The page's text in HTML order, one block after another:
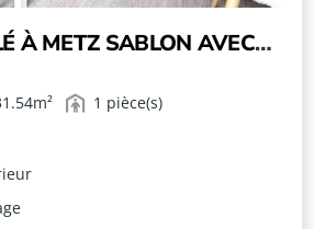
À METZ SABLON AVEC
!
1